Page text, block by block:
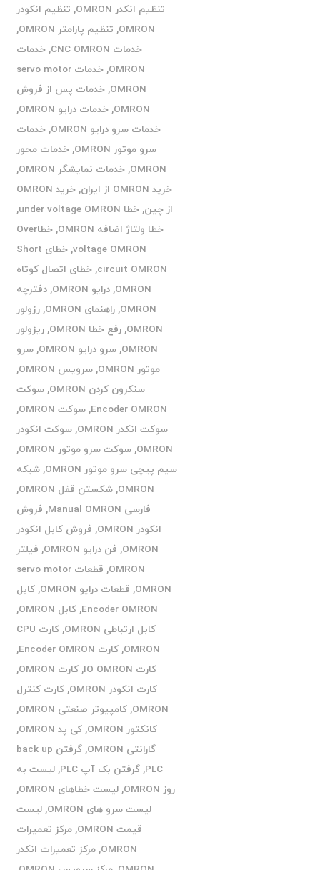
تنظیم انکدر OMRON , تنظیم انکودر
OMRON
, تنظیم پارامتر OMRON
,
خدمات CNC OMRON
,خدمات
OMRON
,
خدمات servo motor
OMRON
,خدمات پس از فروش
OMRON
,خدمات درایو OMRON
,
خدمات سرو درایو OMRON
,خدمات
سرو موتور OMRON
,خدمات محور
OMRON
,خدمات نمایشگر OMRON
,
خرید OMRON از ایران
,
خرید OMRON
از چین,خطا under voltage OMRON
,
خطا ولتاژ اضافه OMRON
,
خطاOver
voltage OMRON
,
خطای Short
circuit OMRON
,خطای اتصال کوتاه
OMRON
,درایو OMRON ,دفترچه
OMRON
,راهنمای OMRON ,رزولور
OMRON
,رفع خطا OMRON ,ریزولور
OMRON
,سرو درایو OMRON ,سرو
موتور OMRON
,سرویس OMRON
,
سنکرون کردن OMRON
,سوکت
Encoder OMRON
,سوکت OMRON
,
سوکت انکدر OMRON
,سوکت انکودر
OMRON
,سوکت سرو موتور OMRON
,
سیم پیچی سرو موتور OMRON
,شبکه
OMRON
,شکستن قفل OMRON
,
فارسی Manual OMRON
, فروش
انکودر OMRON
, فروش کابل انکودر
OMRON
, فن درایو OMRON , فیلتر
OMRON
,
قطعات servo motor
OMRON
, قطعات درایو OMRON ,کابل
Encoder OMRON
,کابل OMRON
,
کابل ارتباطی OMRON
,
کارت CPU
OMRON
,کارت Encoder OMRON
,
کارت IO OMRON
,کارت OMRON
,
کارت انکودر OMRON
,کارت کنترل
OMRON
,کامپیوتر صنعتی OMRON
,
کانکتور OMRON
,کی پد OMRON
,
گارانتی OMRON
,
گرفتن back up
PLC
,گرفتن بک آپ PLC ,لیست به
روز OMRON
,لیست خطاهای OMRON
,
لیست سرو های OMRON
,لیست
قیمت OMRON
,مرکز تعمیرات
OMRON
,مرکز تعمیرات انکدر